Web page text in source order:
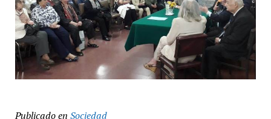
Publicado en Sociedad